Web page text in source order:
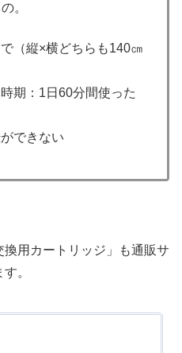
。
（縦×横どちらも140㎝
期：1日60分間使った
できない
用カートリッジ」も通販サ
。